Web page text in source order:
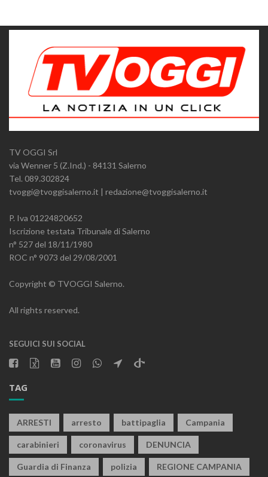
TV OGGI Srl
via Wenner 5 (Z.Ind.) - 84131 Salerno
Tel. 089.302824
tvoggi@tvoggisalerno.it | redazione@tvoggisalerno.it
P. Iva 01224820652
Iscrizione testata Tribunale di Salerno
n° 527 del 18/11/1980
ROC n° 9073 del 29/08/2001
Copyright © TVOGGI Salerno.
All rights reserved.
SEGUICI SUI SOCIAL
TAG
ARRESTI arresto battipaglia Campania
carabinieri coronavirus DENUNCIA
Guardia di Finanza polizia REGIONE CAMPANIA